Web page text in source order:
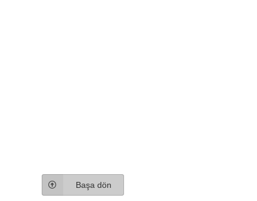
Başa dön